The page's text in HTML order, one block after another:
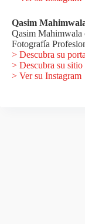
Qasim
Qasim Mahimwala
Fotografía
> Descubra su
> Descubra su sitio
> Ver su Instagram